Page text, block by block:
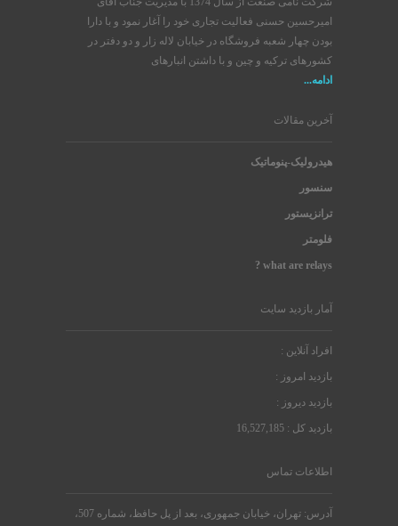
امیرحسین حسنی فعالیت تجاری خود را آغار نمود و با دارا
بودن چهار شعبه فروشگاه در خیابان لاله زار و دو دفتر در
کشورهای ترکیه و چین و با داشتن انبارهای
ادامه...
آخرین مقالات
هیدرولیک-پنوماتیک
سنسور
ترانزیستور
فلومتر
what are relays ?
آمار بازدید سایت
افراد آنلاین :
بازدید امروز :
بازدید دیروز :
بازدید کل : 16,527,185
اطلاعات تماس
آدرس: تهران، خیابان جمهوری، بعد از پل حافظ، شماره 507،